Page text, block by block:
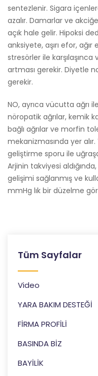
sentezlenir. Sigara
azalır. Damarlar ve
açık hale gelir. Hipoksi
anksiyete, aşırı efor,
stresörler ile
artması gerekir. Diyetle
gerekir.
NO, ayrıca vücutta ağrı
nöropatik ağrılar, kemik
bağlı ağrılar ve morfin
mekanizmasında yer
geliştirme sporu ile
Arjinin takviyesi
gelişimi sağlanmış ve
mmHg lık bir düzelme
Tüm Sayfalar
Video
YARA BAKIM DESTEĞİ
FİRMA PROFİLİ
BASINDA BİZ
BAYİLİK